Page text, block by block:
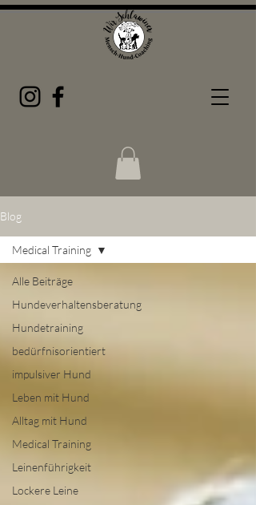
Blog
Alle Beiträge
Hundeverhaltensberatung
Hundetraining
bedürfnisorientiert
impulsiver Hund
Leben mit Hund
Alltag mit Hund
Medical Training
Leinenführigkeit
Lockere Leine
Medical Training